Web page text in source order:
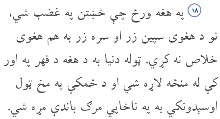
۱۸ په هغه ورځ چې څښتن په غضب شي،
نو د هغوی سپین زر او سره زر به هم هغوی
خلاص نه کړي. ټوله دنیا به د هغه د قهر په اور
کې له منځه لاړه شي او د ځمکې په مخ ټول
اوسېدونکي به په ناڅاپي مرګ باندې مړه شي.